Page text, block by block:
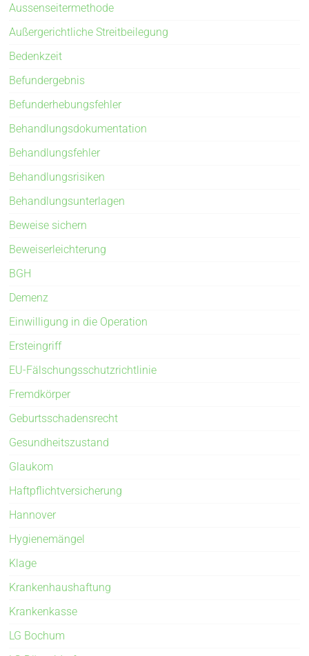
Aussenseitermethode
Außergerichtliche Streitbeilegung
Bedenkzeit
Befundergebnis
Befunderhebungsfehler
Behandlungsdokumentation
Behandlungsfehler
Behandlungsrisiken
Behandlungsunterlagen
Beweise sichern
Beweiserleichterung
BGH
Demenz
Einwilligung in die Operation
Ersteingriff
EU-Fälschungsschutzrichtlinie
Fremdkörper
Geburtsschadensrecht
Gesundheitszustand
Glaukom
Haftpflichtversicherung
Hannover
Hygienemängel
Klage
Krankenhaushaftung
Krankenkasse
LG Bochum